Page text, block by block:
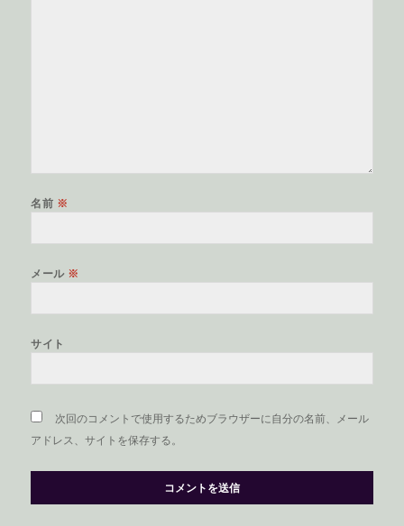
名前 ※
メール ※
サイト
次回のコメントで使用するためブラウザーに自分の名前、メール
アドレス、サイトを保存する。